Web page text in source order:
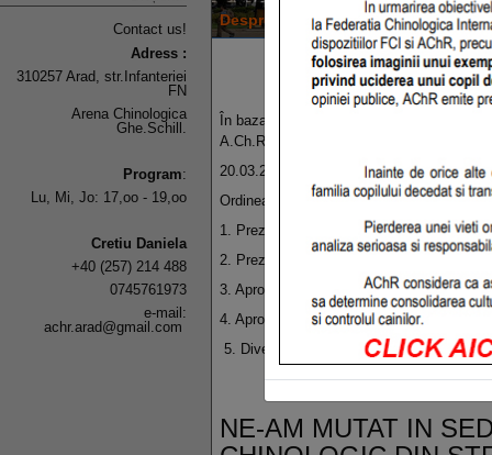
Contact us!
Adress :
310257 Arad, str.Infanteriei
FN
Arena Chinologica
Ghe.Schill.
Program:
Lu, Mi, Jo: 17,oo - 19,oo
Cretiu Daniela
+40 (257) 214 488
0745761973
e-mail:
achr.arad@gmail.com
Despre noi Servicii Consiliul
INSCRIERI
În baza dispoziţiilor din Statutul
A.Ch.R.Arad la data de
20.03.2026, ora 15.00 p.m. Adunarea va
Ordinea de zi propusă:
1. Prezentarea raportului de activitate
2. Prezentarea raportului Comisiei de
3. Aprobarea bilanţului financiar – contabil
4. Aprobarea bugetului de venituri şi
5. Diverse.
NE-AM MUTAT IN